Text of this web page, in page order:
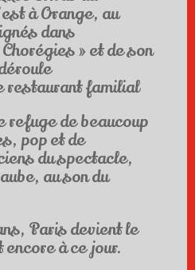
à Orange, au
dans
» et de son
restaurant familial
refuge de beaucoup
pop et de
du spectacle,
au son du
Paris devient le
encore à ce jour.